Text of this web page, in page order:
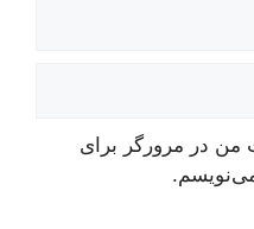
من در مرورگر برای